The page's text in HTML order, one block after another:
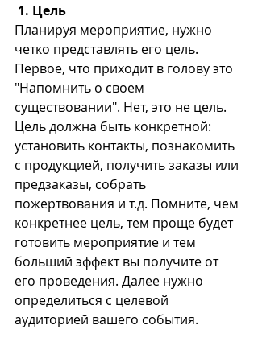
1. Цель
Планируя мероприятие, нужно
четко представлять его цель.
Первое, что приходит в голову это
"Напомнить о своем
существовании". Нет, это не цель.
Цель должна быть конкретной:
установить контакты, познакомить
с продукцией, получить заказы или
предзаказы, собрать
пожертвования и т.д. Помните, чем
конкретнее цель, тем проще будет
готовить мероприятие и тем
больший эффект вы получите от
его проведения. Далее нужно
определиться с целевой
аудиторией вашего события.